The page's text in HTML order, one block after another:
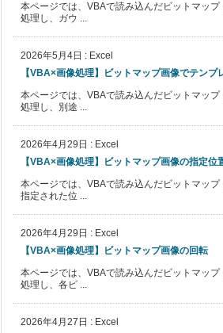
本ページでは、VBAで読み込んだビットマッ
処理し、ガウ ...
2026年5月4日 : Excel
【VBA×画像処理】ビットマップ画像でテンプ
本ページでは、VBAで読み込んだビットマッ
処理し、別途 ...
2026年4月29日 : Excel
【VBA×画像処理】ビットマップ画像の指定位
本ページでは、VBAで読み込んだビットマップ
指定された位 ...
2026年4月29日 : Excel
【VBA×画像処理】ビットマップ画像の回転
本ページでは、VBAで読み込んだビットマッ
処理し、各ピ ...
2026年4月27日 : Excel